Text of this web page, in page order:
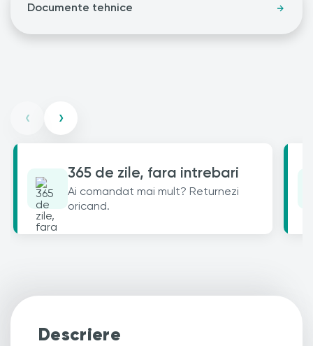
Documente tehnice
‹ ›
365 de zile, fara intrebari
Ai comandat mai mult? Returnezi
oricand.
Descriere